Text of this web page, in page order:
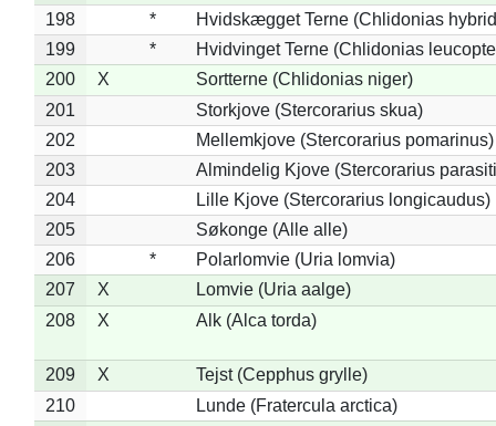
198
*
Hvidskægget Terne (Chlidonias
199
*
Hvidvinget Terne (Chlidonias
200
X
Sortterne (Chlidonias niger)
201
Storkjove (Stercorarius skua)
202
Mellemkjove (Stercorarius pomarinus)
203
Almindelig Kjove (Stercorarius
204
Lille Kjove (Stercorarius longicaudus)
205
Søkonge (Alle alle)
206
*
Polarlomvie (Uria lomvia)
207
X
Lomvie (Uria aalge)
208
X Alk (Alca torda)
209 X
Tejst (Cepphus grylle)
210
Lunde (Fratercula arctica)